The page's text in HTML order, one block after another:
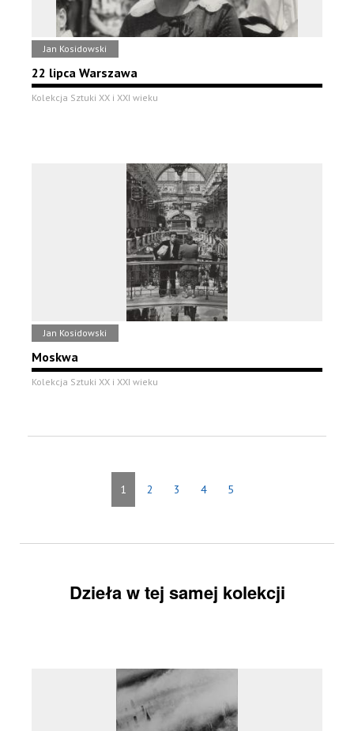
Jan Kosidowski
22 lipca Warszawa
Kolekcja Sztuki XX i XXI wieku
Jan Kosidowski
Moskwa
Kolekcja Sztuki XX i XXI wieku
1 2 3 4 5
Dzieła w tej samej kolekcji